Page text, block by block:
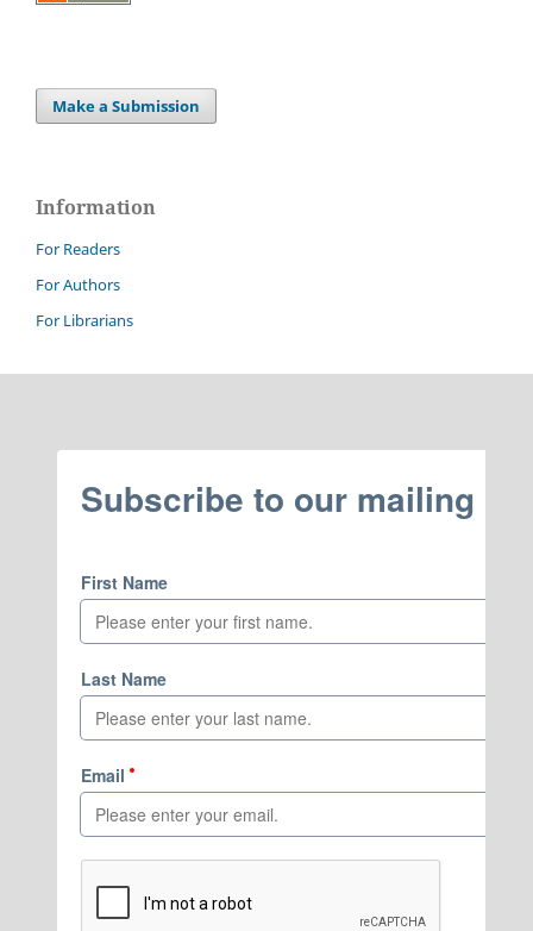
Make a Submission
Information
For Readers
For Authors
For Librarians